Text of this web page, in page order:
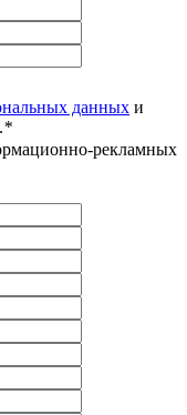
данных и
.*
рекламных